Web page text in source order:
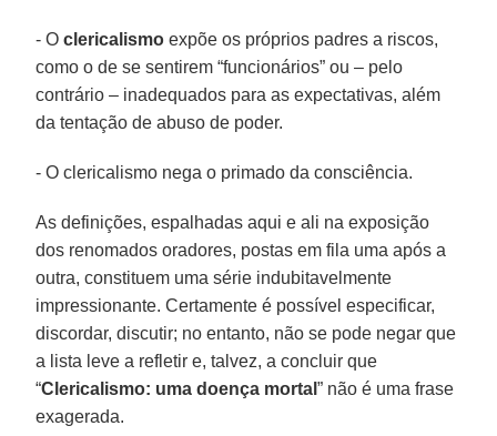
- Oclericalismo expõe os próprios padres a riscos,
como o de se sentirem “funcionários” ou – pelo
contrário – inadequados para as expectativas, além
da tentação de abuso de poder.
- O clericalismo nega o primado da consciência.
As definições, espalhadas aqui e ali na exposição
dos renomados oradores, postas em fila uma após a
outra, constituem uma série indubitavelmente
impressionante. Certamente é possível especificar,
discordar, discutir; no entanto, não se pode negar que
a lista leve a refletir e, talvez, a concluir que
“Clericalismo: uma doença mortal” não é uma frase
exagerada.